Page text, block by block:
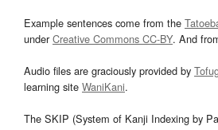
Example sentences come from the
underCreative Commons CC-BY. And
Audio files are graciously provided by
learning site WaniKani.
The SKIP (System of Kanji Indexing by